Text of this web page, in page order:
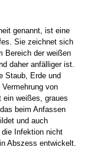
genannt, ist eine
Sie zeichnet sich
Bereich der weißen
daher anfälliger ist.
Staub, Erde und
von
ein weißes, graues
beim Anfassen
und auch
die Infektion nicht
Abszess entwickelt.